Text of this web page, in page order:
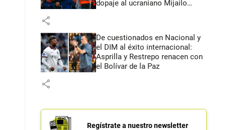
dopaje al ucraniano Mijailo
share
De cuestionados en Nacional y
el DIM al éxito internacional:
Asprilla y Restrepo renacen con
el Bolívar de la Paz
share
Regístrate a nuestro newsletter